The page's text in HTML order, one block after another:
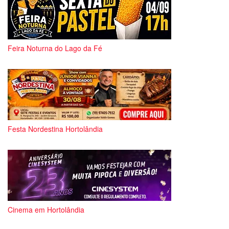
Feira Noturna do Lago da Fé
Festa Nordestina Hortolândia
Cinema em Hortolândia